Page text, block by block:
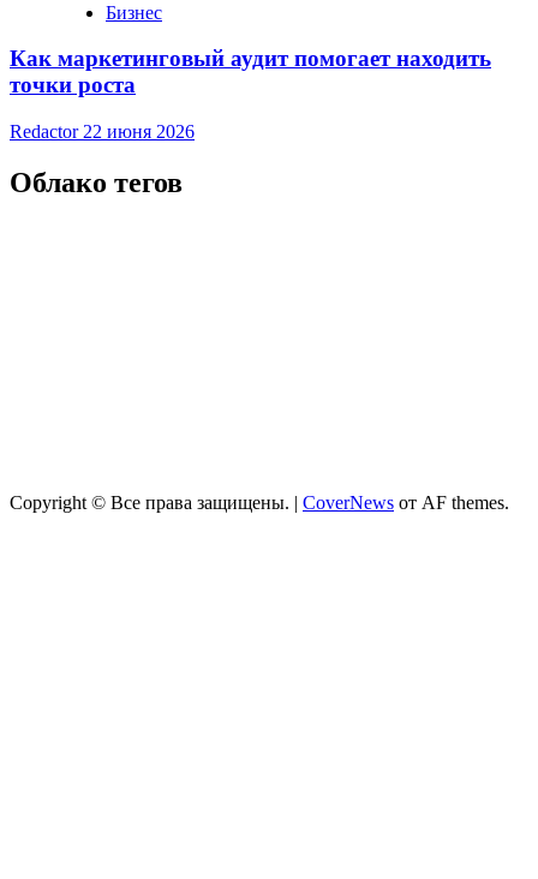
Бизнес
Как маркетинговый аудит помогает находить
точки роста
Redactor 22 июня 2026
Облако тегов
Copyright © Все права защищены. | CoverNews от AF themes.